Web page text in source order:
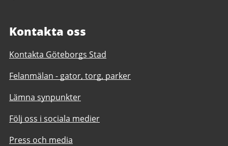
Kontakta oss
Kontakta Göteborgs Stad
Felanmälan - gator, torg, parker
Lämna synpunkter
Följ oss i sociala medier
Press och media